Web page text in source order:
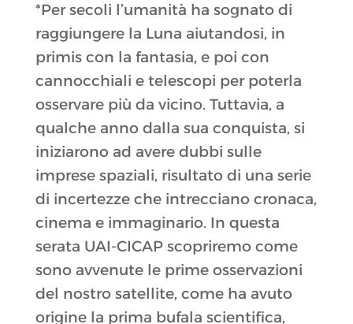
*Per secoli l’umanità ha sognato di
raggiungere la Luna aiutandosi, in
primis con la fantasia, e poi con
cannocchiali e telescopi per poterla
osservare più da vicino. Tuttavia, a
qualche anno dalla sua conquista, si
iniziarono ad avere dubbi sulle
imprese spaziali, risultato di una serie
di incertezze che intrecciano cronaca,
cinema e immaginario. In questa
serata UAI-CICAP scopriremo come
sono avvenute le prime osservazioni
del nostro satellite, come ha avuto
origine la prima bufala scientifica,